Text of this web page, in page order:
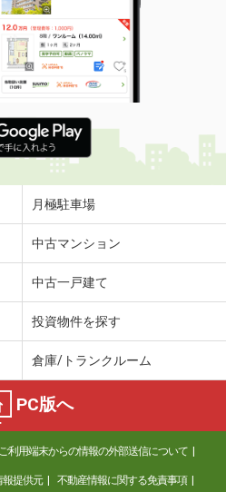
月極駐車場
中古マンション
中古一戸建て
投資物件を探す
倉庫/トランクルーム
PC版へ
利用端末からの情報の外部送信について
報提供元 不動産情報に関する免責事項